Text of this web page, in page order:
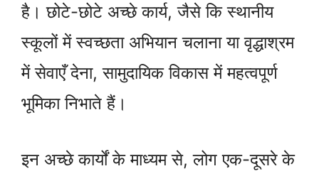
है। छोटे-छोटे अच्छे कार्य, जैसे कि स्थानीय
स्कूलों में स्वच्छता अभियान चलाना या वृद्धाश्रम
में सेवाएँ देना, सामुदायिक विकास में महत्वपूर्ण
भूमिका निभाते हैं।
इन अच्छे कार्यों के माध्यम से, लोग एक-दूसरे के